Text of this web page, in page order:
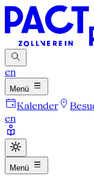
en
Menü
Kalender
en
Menü